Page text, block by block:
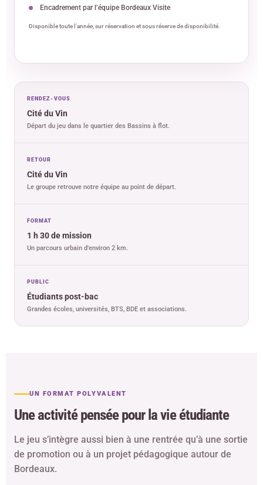
Encadrement par l’équipe Bordeaux Visite
Disponible toute l’année, sur réservation et sous réserve de disponibilité.
RENDEZ-VOUS
Cité du Vin
Départ du jeu dans le quartier des Bassins à flot.
RETOUR
Cité du Vin
Le groupe retrouve notre équipe au point de départ.
FORMAT
1 h 30 de mission
Un parcours urbain d’environ 2 km.
PUBLIC
Étudiants post-bac
Grandes écoles, universités, BTS, BDE et associations.
UN FORMAT POLYVALENT
Une activité pensée pour la vie étudiante
Le jeu s’intègre aussi bien à une rentrée qu’à une sortie
de promotion ou à un projet pédagogique autour de
Bordeaux.